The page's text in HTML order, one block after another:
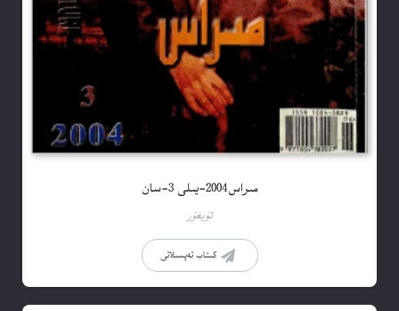
مىراس2004-يىلى 3-سان
ئۇيغۇر
كىتاب تەپسىلاتى